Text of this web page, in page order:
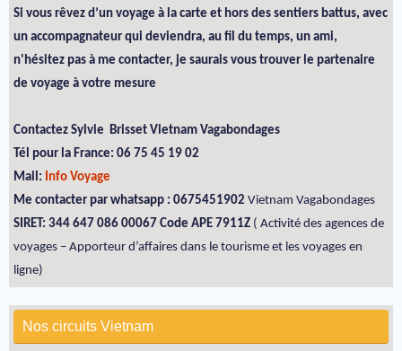
Si vous rêvez d’un voyage à la carte et hors des sentiers battus, avec
un accompagnateur qui deviendra, au fil du temps, un ami,
n'hésitez pas à me contacter, je saurais vous trouver le partenaire
de voyage à votre mesure
Contactez Sylvie Brisset Vietnam Vagabondages
Tél pour la France: 06 75 45 19 02
Mail: Info Voyage
Me contacter par whatsapp : 0675451902 Vietnam Vagabondages
SIRET: 344 647 086 00067 Code APE 7911Z ( Activité des agences de
voyages – Apporteur d’affaires dans le tourisme et les voyages en
ligne)
Nos circuits Vietnam